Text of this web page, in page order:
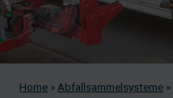
Home » Abfallsammelsysteme »